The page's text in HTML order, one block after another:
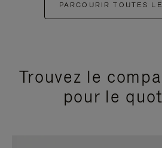
PARCOURIR TOUTES
Trouvez le
pour le